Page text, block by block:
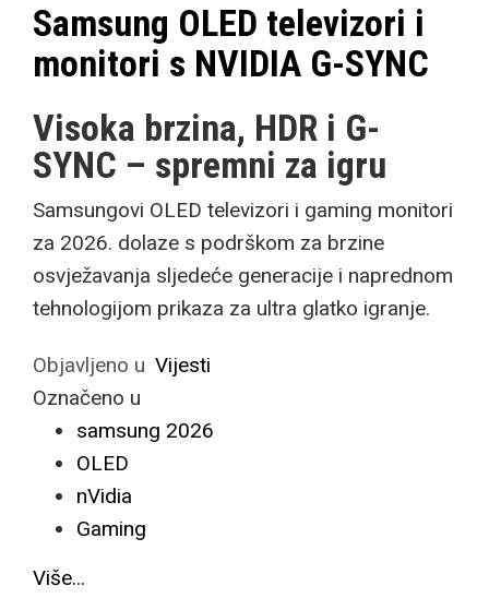
Samsung OLED televizori i
monitori s NVIDIA G-SYNC
Visoka brzina, HDR i G-
SYNC – spremni za igru
Samsungovi OLED televizori i gaming monitori
za 2026. dolaze s podrškom za brzine
osvježavanja sljedeće generacije i naprednom
tehnologijom prikaza za ultra glatko igranje.
Objavljeno u Vijesti
Označeno u
samsung 2026
OLED
nVidia
Gaming
Više...